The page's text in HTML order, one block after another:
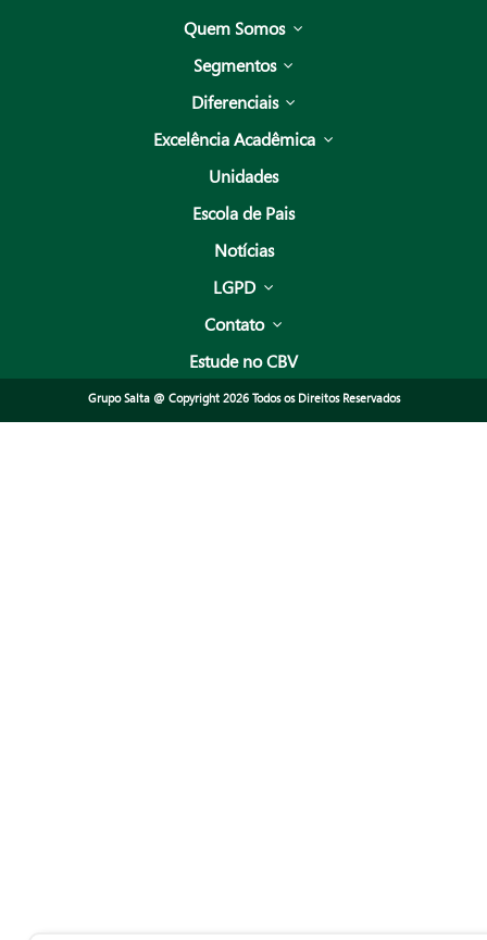
Quem Somos
Segmentos
Diferenciais
Excelência Acadêmica
Unidades
Escola de Pais
Notícias
LGPD
Contato
Estude no CBV
Grupo Salta @ Copyright 2026 Todos os Direitos Reservados